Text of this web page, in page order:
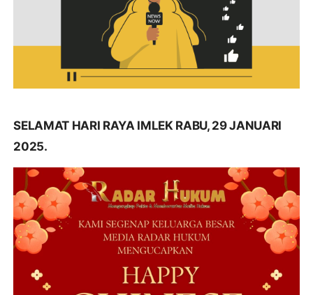
SELAMAT HARI RAYA IMLEK RABU, 29 JANUARI
2025.